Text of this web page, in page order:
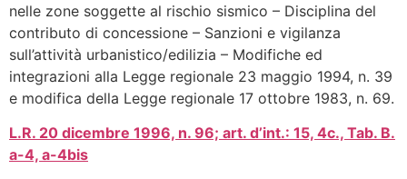
nelle zone soggette al rischio sismico – Disciplina del
contributo di concessione – Sanzioni e vigilanza
sull’attività urbanistico/edilizia – Modifiche ed
integrazioni alla Legge regionale 23 maggio 1994, n. 39
e modifica della Legge regionale 17 ottobre 1983, n. 69.
L.R. 20 dicembre 1996, n. 96; art. d’int.: 15, 4c., Tab. B.
a-4, a-4bis